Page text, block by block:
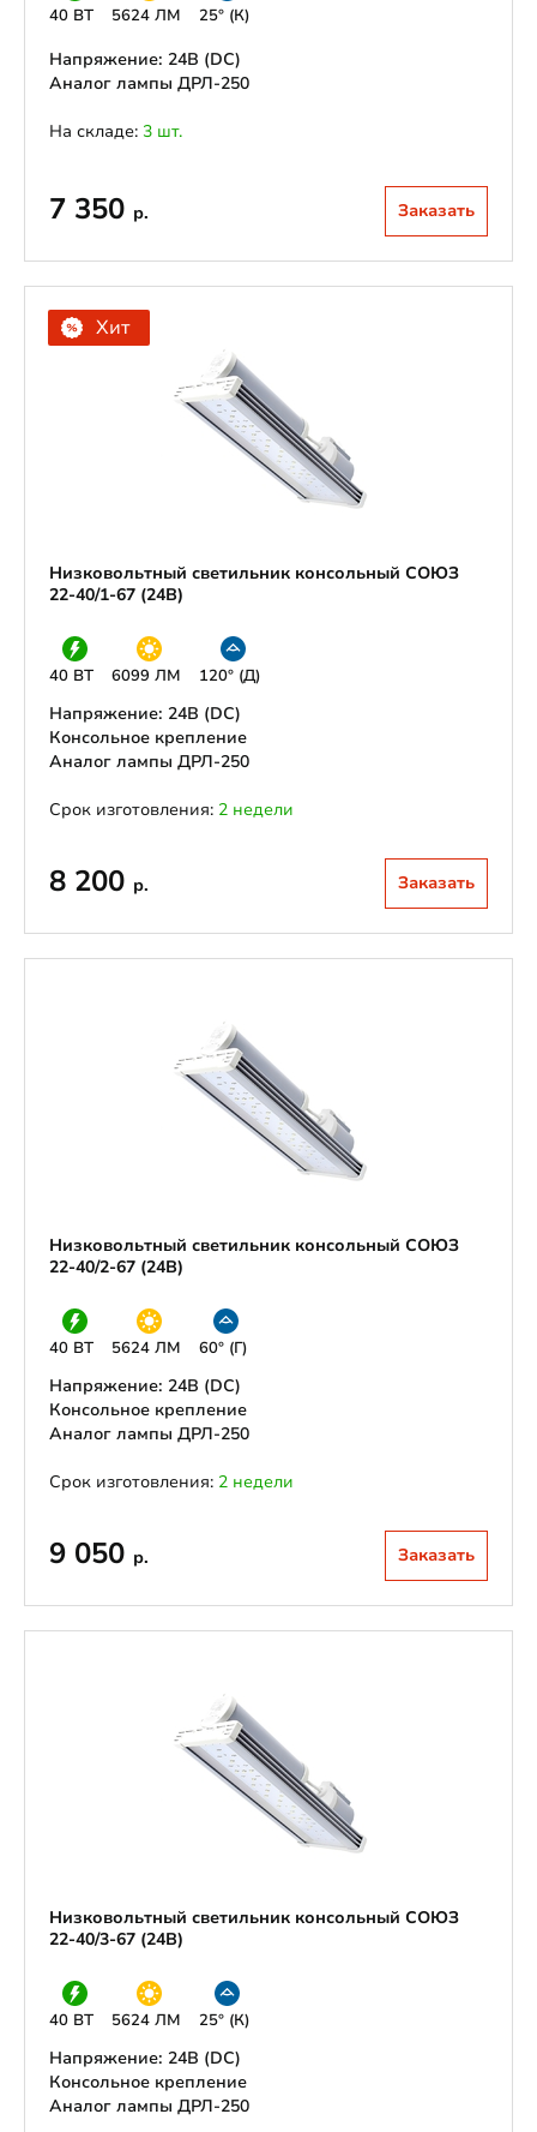
40 ВТ 5624 ЛМ 25° (К)
Напряжение: 24В (DС)
Аналог лампы ДРЛ-250
На складе: 3 шт.
7 350 р. Заказать
Хит
Низковольтный светильник консольный СОЮЗ
22-40/1-67 (24В)
40 ВТ 6099 ЛМ 120° (Д)
Напряжение: 24В (DС)
Консольное крепление
Аналог лампы ДРЛ-250
Срок изготовления: 2 недели
8 200 р. Заказать
Низковольтный светильник консольный СОЮЗ
22-40/2-67 (24В)
40 ВТ 5624 ЛМ 60° (Г)
Напряжение: 24В (DС)
Консольное крепление
Аналог лампы ДРЛ-250
Срок изготовления: 2 недели
9 050 р. Заказать
Низковольтный светильник консольный СОЮЗ
22-40/3-67 (24В)
40 ВТ 5624 ЛМ 25° (К)
Напряжение: 24В (DС)
Консольное крепление
Аналог лампы ДРЛ-250